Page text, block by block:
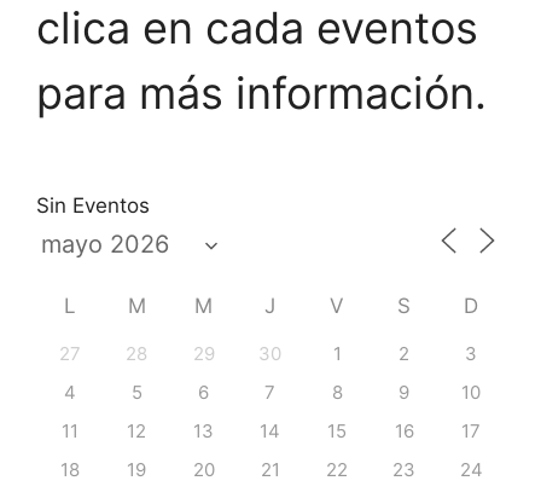
clica en cada eventos
para más información.
Sin Eventos
L M M J V S D
27 28 29 30 1 2
3
4
5 6 7 8 9
10
11
12 13 14 15 16
17
18
19 20 21 22 23
24